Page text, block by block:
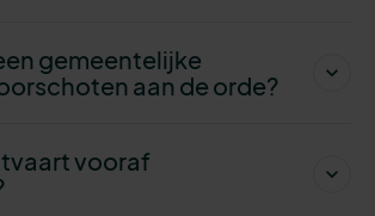
gemeentelijke
aan de orde?
vooraf